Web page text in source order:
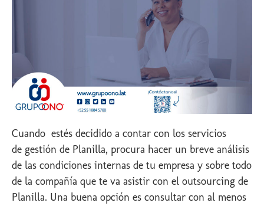
Cuando estés decidido a contar con los servicios
de gestión de Planilla, procura hacer un breve análisis
de las condiciones internas de tu empresa y sobre todo
de la compañía que te va asistir con el outsourcing de
Planilla. Una buena opción es consultar con al menos